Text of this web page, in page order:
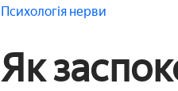
Психологія нерви
Як